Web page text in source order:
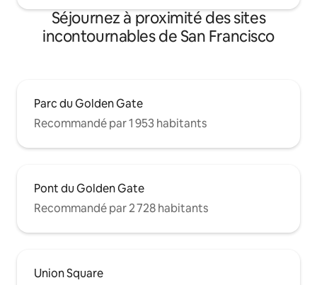
Séjournez à proximité des sites
incontournables de San Francisco
Parc du Golden Gate
Recommandé par 1 953 habitants
Pont du Golden Gate
Recommandé par 2 728 habitants
Union Square